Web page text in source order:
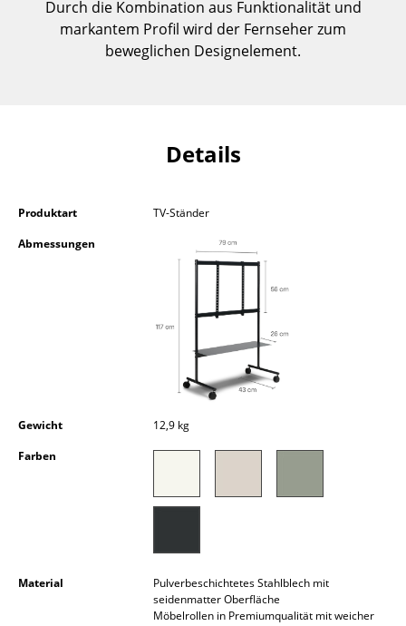
Wandregale
Sideboards & Kommoden
... alle Aufbewahrungsmöbel
Hängeleuchten & Deckenleuchten
Tischleuchten
Schreibtischleuchten
Stehleuchten & Leseleuchten
Outdoor-Leuchten
Durch die Kombination aus Funktionalität und
markantem Profil wird der Fernseher zum
beweglichen Designelement.
Details
Produktart
TV-Ständer
Abmessungen
Gewicht
12,9 kg
Farben
Material
Pulverbeschichtetes Stahlblech mit
seidenmatter Oberfläche
Möbelrollen in Premiumqualität mit weicher